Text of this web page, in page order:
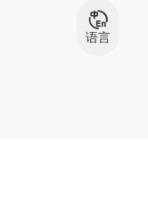
群
中文
语言